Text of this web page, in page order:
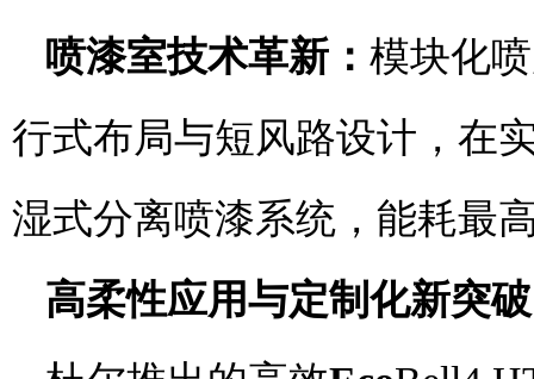
喷漆室技术革新 ： 模块化
行式布局与短风路设计，在
湿式分离喷漆系统，能耗最
高柔性应用与定制化新突破